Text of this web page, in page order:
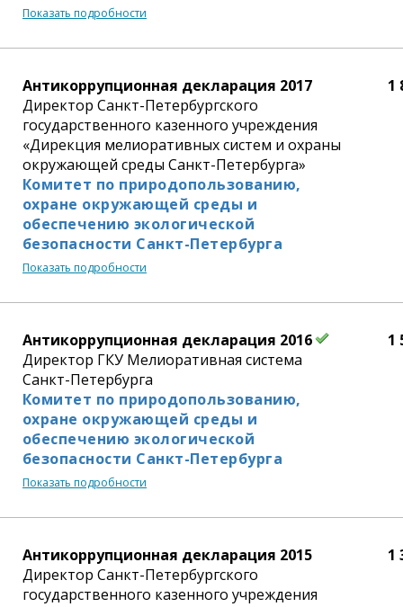
Показать подробности
Антикоррупционная декларация 2017
Директор Санкт-Петербургского
государственного казенного учреждения
«Дирекция мелиоративных систем и охраны
окружающей среды Санкт-Петербурга»
Комитет по природопользованию,
охране окружающей среды и
обеспечению экологической
безопасности Санкт-Петербурга
Показать подробности
1
Антикоррупционная декларация 2016
Директор ГКУ Мелиоративная система
Санкт-Петербурга
Комитет по природопользованию,
охране окружающей среды и
обеспечению экологической
безопасности Санкт-Петербурга
Показать подробности
1
Антикоррупционная декларация 2015
Директор Санкт-Петербургского
государственного казенного учреждения
1